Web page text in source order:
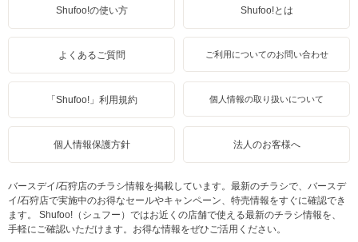
Shufoo!の使い方 Shufoo!とは
よくあるご質問 ご利用についてのお問い合わせ
「Shufoo!」利用規約 個人情報の取り扱いについて
個人情報保護方針 法人のお客様へ
バースデイ/石狩店のチラシ情報を掲載しています。最新のチラシで、バースデ
イ/石狩店で実施中のお得なセールやキャンペーン、特売情報をすぐに確認でき
ます。 Shufoo!（シュフー）ではお近くの店舗で使える最新のチラシ情報を、
手軽にご確認いただけます。お得な情報をぜひご活用ください。